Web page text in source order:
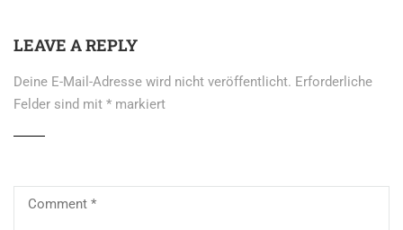
LEAVE A REPLY
Deine E-Mail-Adresse wird nicht veröffentlicht. Erforderliche
Felder sind mit * markiert